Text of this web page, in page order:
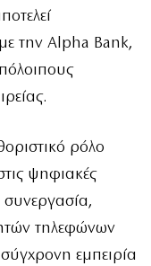
την Alpha Bank,
ρόλο
ψηφιακές
τηλεφώνων
εμπειρία